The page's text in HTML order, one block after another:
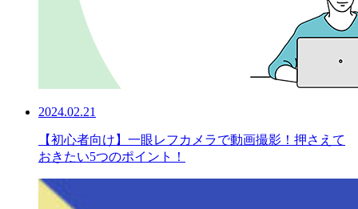
2024.02.21
【初心者向け】一眼レフカメラで動画撮影！押さえて
おきたい5つのポイント！